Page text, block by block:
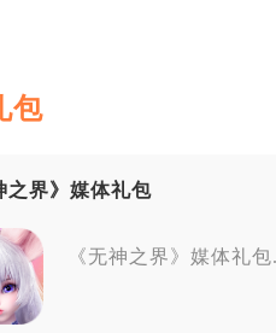
包
之界》媒体礼包
《无神之界》媒体礼包